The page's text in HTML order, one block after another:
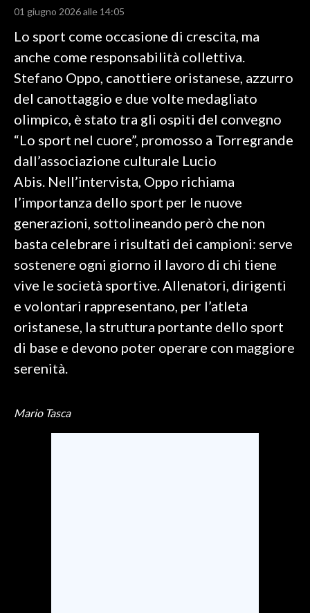
BASKET
VOLLEY
MOTORI
TENNIS
ALTRI SPORT
CULTURA
SPETTACOLI
GOSSIP
SALUTE
SARDEGNA TURISMO
SARDI NEL MONDO
NOTIZIE
EVENTI
#CARAUNIONE
3 MINUTI CON
01 giugno 2026 alle 14:05
Lo sport come occasione di crescita, ma
anche come responsabilità collettiva.
Stefano Oppo, canottiere oristanese, azzurro
del canottaggio e due volte medagliato
olimpico, è stato tra gli ospiti del convegno
“Lo sport nel cuore”, promosso a Torregrande
dall’associazione culturale Lucio
Abis. Nell’intervista, Oppo richiama
l’importanza dello sport per le nuove
generazioni, sottolineando però che non
basta celebrare i risultati dei campioni: serve
sostenere ogni giorno il lavoro di chi tiene
vive le società sportive. Allenatori, dirigenti
e volontari rappresentano, per l’atleta
oristanese, la struttura portante dello sport
di base e devono poter operare con maggiore
serenità.
Mario Tasca